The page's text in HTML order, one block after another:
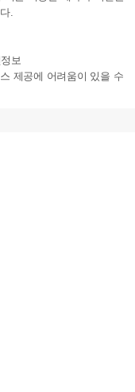
.
보
제공에 어려움이 있을 수